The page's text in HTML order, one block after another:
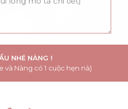
NHÉ NÀNG !
và Nàng có 1 cuộc hẹn nà)